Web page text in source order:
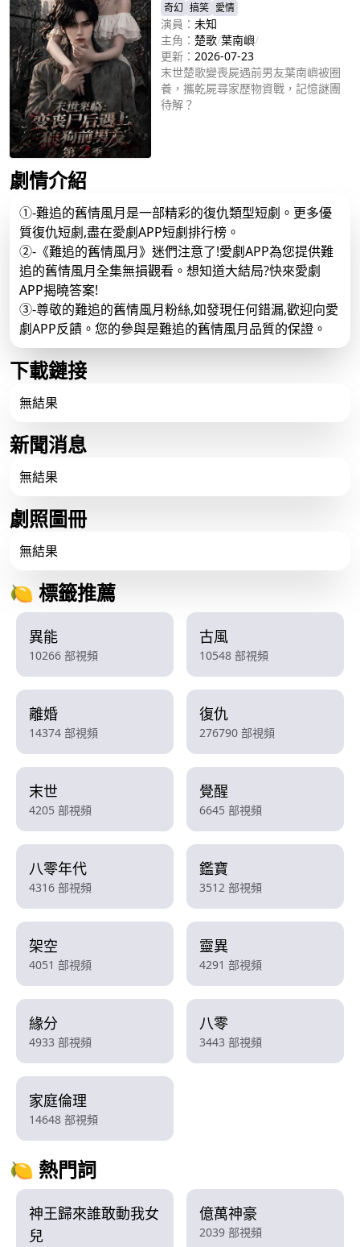
奇幻 搞笑 愛情
演員： 未知
主角： 楚歌/葉南嶼/
更新： 2026-07-23
末世楚歌變喪屍遇前男友葉南嶼被圈
養，攜乾屍尋家歷物資戰，記憶謎團
待解？
劇情介紹
①-難追的舊情風月是一部精彩的復仇類型短劇。更多優
質復仇短劇,盡在愛劇APP短劇排行榜。
②-《難追的舊情風月》迷們注意了!愛劇APP為您提供難
追的舊情風月全集無損觀看。想知道大結局?快來愛劇
APP揭曉答案!
③-尊敬的難追的舊情風月粉絲,如發現任何錯漏,歡迎向愛
劇APP反饋。您的參與是難追的舊情風月品質的保證。
下載鏈接
無結果
新聞消息
無結果
劇照圖冊
無結果
🍋 標籤推薦
異能
10266 部視頻
古風
10548 部視頻
離婚
14374 部視頻
復仇
276790 部視頻
末世
4205 部視頻
覺醒
6645 部視頻
八零年代
4316 部視頻
鑑寶
3512 部視頻
架空
4051 部視頻
靈異
4291 部視頻
緣分
4933 部視頻
八零
3443 部視頻
家庭倫理
14648 部視頻
🍋 熱門詞
神王歸來誰敢動我女
兒
億萬神豪
2039 部視頻